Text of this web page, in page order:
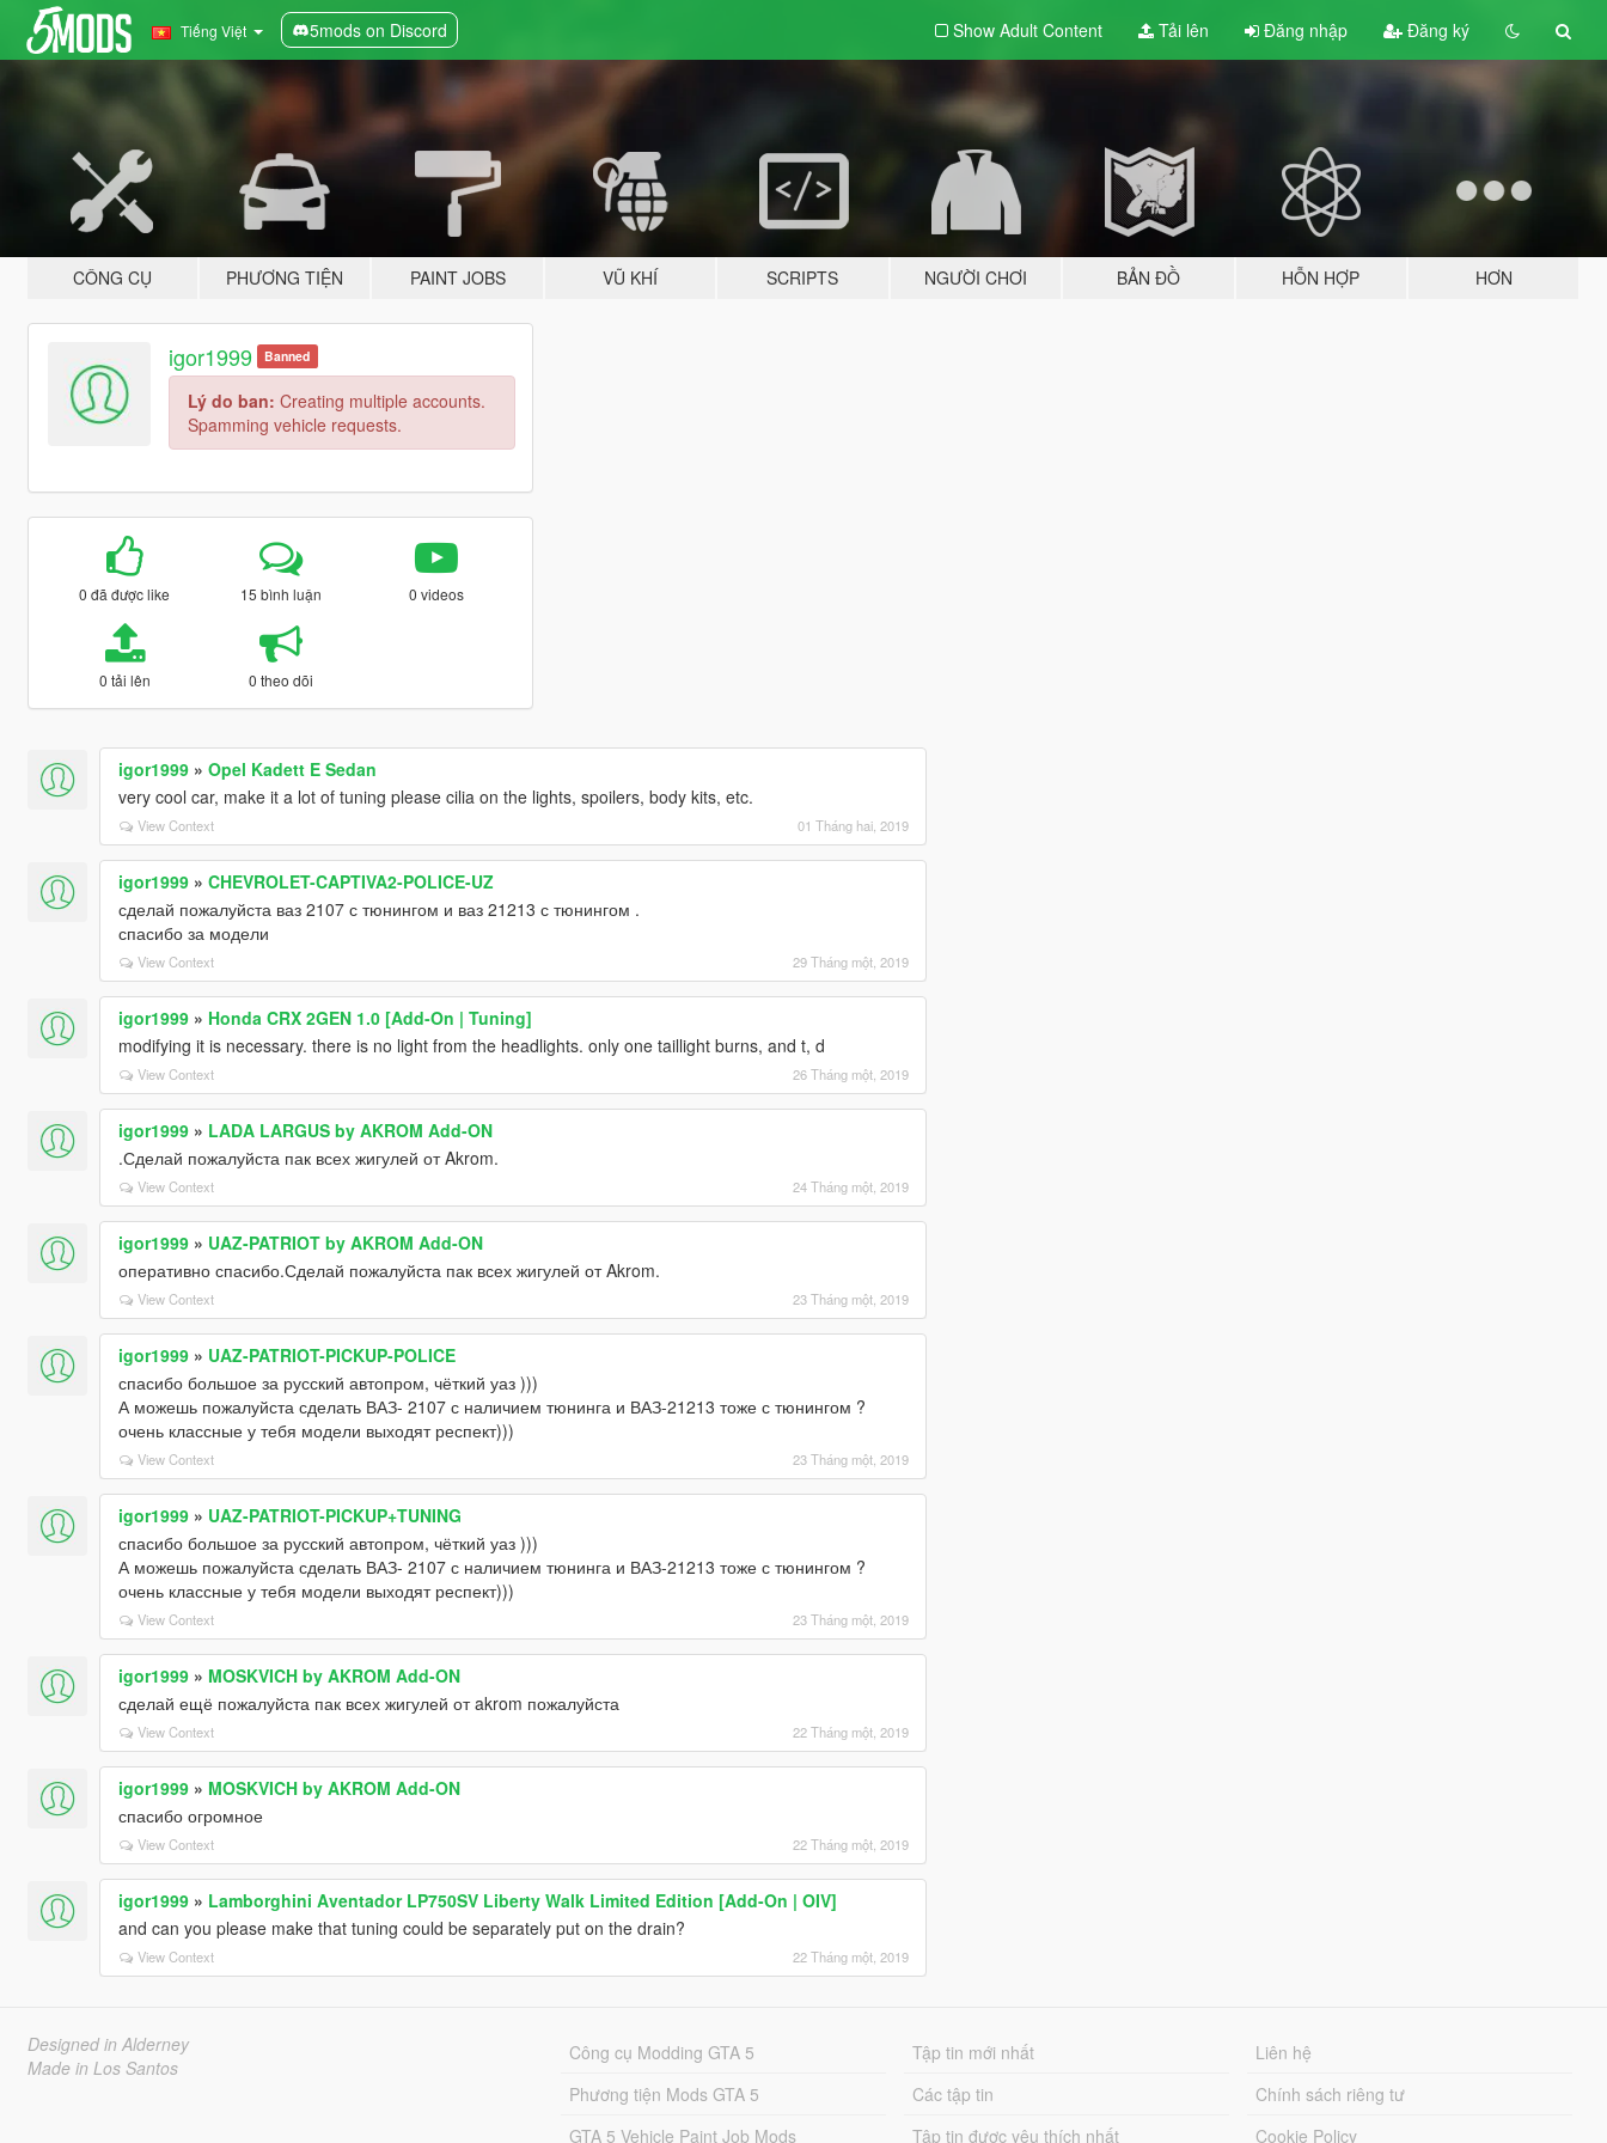
Tiếng Việt 5mods on Discord Show Adult Content Tải lên Đăng nhập Đăng ký
CÔNG CỤ PHƯƠNG TIỆN PAINT JOBS VŨ KHÍ SCRIPTS NGƯỜI CHƠI BẢN ĐỒ HỖN HỢP HƠN
igor1999 Banned
Lý do ban: Creating multiple accounts.
Spamming vehicle requests.
0 đã được like 15 bình luận 0 videos
0 tải lên 0 theo dõi
igor1999» Opel Kadett E Sedan
very cool car, make it a lot of tuning please cilia on the lights, spoilers, body kits, etc.
View Context 01 Tháng hai, 2019
igor1999» CHEVROLET-CAPTIVA2-POLICE-UZ
сделай пожалуйста ваз 2107 с тюнингом и ваз 21213 с тюнингом .
спасибо за модели
View Context 29 Tháng một, 2019
igor1999» Honda CRX 2GEN 1.0 [Add-On | Tuning]
modifying it is necessary. there is no light from the headlights. only one taillight burns, and t, d
View Context 26 Tháng một, 2019
igor1999» LADA LARGUS by AKROM Add-ON
.Сделай пожалуйста пак всех жигулей от Akrom.
View Context 24 Tháng một, 2019
igor1999» UAZ-PATRIOT by AKROM Add-ON
оперативно спасибо.Сделай пожалуйста пак всех жигулей от Akrom.
View Context 23 Tháng một, 2019
igor1999» UAZ-PATRIOT-PICKUP-POLICE
спасибо большое за русский автопром, чёткий уаз )))
А можешь пожалуйста сделать ВАЗ- 2107 с наличием тюнинга и ВАЗ-21213 тоже с тюнингом ?
очень классные у тебя модели выходят респект)))
View Context 23 Tháng một, 2019
igor1999» UAZ-PATRIOT-PICKUP+TUNING
спасибо большое за русский автопром, чёткий уаз )))
А можешь пожалуйста сделать ВАЗ- 2107 с наличием тюнинга и ВАЗ-21213 тоже с тюнингом ?
очень классные у тебя модели выходят респект)))
View Context 23 Tháng một, 2019
igor1999» MOSKVICH by AKROM Add-ON
сделай ещё пожалуйста пак всех жигулей от akrom пожалуйста
View Context 22 Tháng một, 2019
igor1999» MOSKVICH by AKROM Add-ON
спасибо огромное
View Context 22 Tháng một, 2019
igor1999» Lamborghini Aventador LP750SV Liberty Walk Limited Edition [Add-On | OIV]
and can you please make that tuning could be separately put on the drain?
View Context 22 Tháng một, 2019
Designed in Alderney
Made in Los Santos
Công cụ Modding GTA 5
Phương tiện Mods GTA 5
GTA 5 Vehicle Paint Job Mods
Tập tin mới nhất
Các tập tin
Tập tin được yêu thích nhất
Liên hệ
Chính sách riêng tư
Cookie Policy